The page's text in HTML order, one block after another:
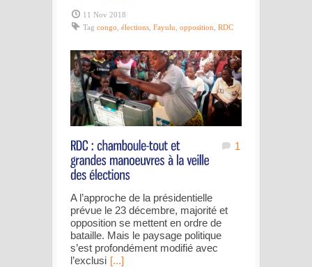
11 Nov 2018
Tag congo élections Fayulu opposition RDC
1
A l’approche de la présidentielle
prévue le 23 décembre, majorité et
opposition se mettent en ordre de
bataille. Mais le paysage politique
s’est profondément modifié avec
l’exclusi [...]